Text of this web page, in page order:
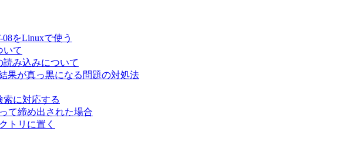
をLinuxで使う
いて
読み込みについて
果が真っ黒になる問題の対処法
索に対応する
て締め出された場合
トリに置く